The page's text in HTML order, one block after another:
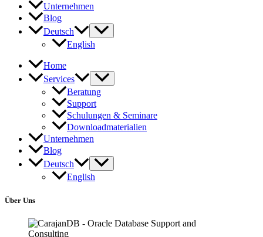
Unternehmen
Blog
Deutsch
English
Home
Services
Beratung
Support
Schulungen & Seminare
Downloadmaterialien
Unternehmen
Blog
Deutsch
English
Über Uns